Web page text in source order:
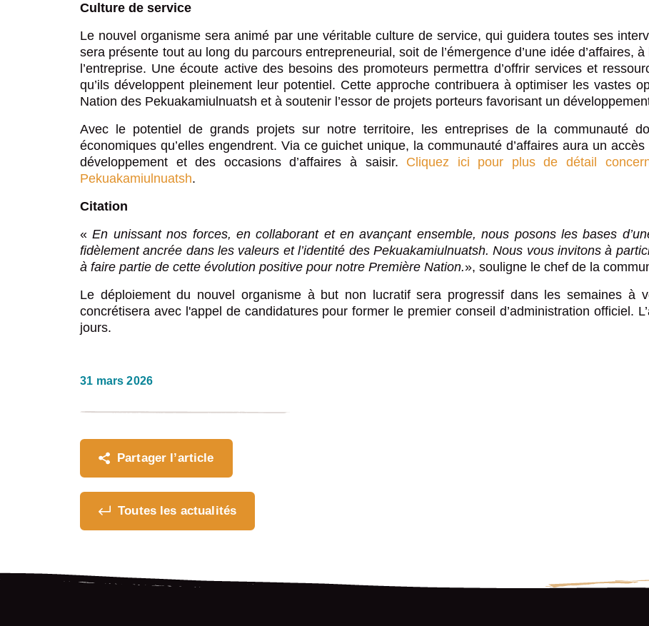
Culture de service
Le nouvel organisme sera animé par une véritable culture de service, qui guidera toutes ses
sera présente tout au long du parcours entrepreneurial, soit de l’émergence d’une idée d’affaires,
l’entreprise. Une écoute active des besoins des promoteurs permettra d’offrir services et
qu’ils développent pleinement leur potentiel. Cette approche contribuera à optimiser les vastes
Nation des Pekuakamiulnuatsh et à soutenir l’essor de projets porteurs favorisant un
Avec le potentiel de grands projets sur notre territoire, les entreprises de la communauté
économiques qu’elles engendrent. Via ce guichet unique, la communauté d’affaires aura un
développement et des occasions d’affaires à saisir. Cliquez ici pour plus de détail
Pekuakamiulnuatsh.
Citation
«En unissant nos forces, en collaborant et en avançant ensemble, nous posons les bases
fidèlement ancrée dans les valeurs et l’identité des Pekuakamiulnuatsh. Nous vous invitons à
à faire partie de cette évolution positive pour notre Première Nation.», souligne le chef de la
Le déploiement du nouvel organisme à but non lucratif sera progressif dans les semaines à
concrétisera avec l'appel de candidatures pour former le premier conseil d’administration officiel.
jours.
31 mars 2026
Partager l’article
Toutes les actualités